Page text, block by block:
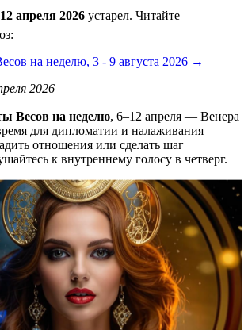
апреля 2026 устарел. Читайте
на неделю, 3 - 9 августа 2026 →
2026
Весов на неделю, 6–12 апреля — Венера
для дипломатии и налаживания
отношения или сделать шаг
к внутреннему голосу в четверг.